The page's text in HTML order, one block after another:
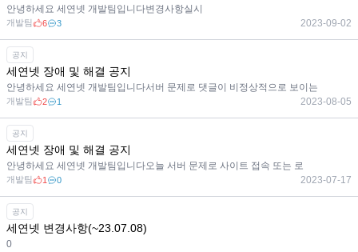
안녕하세요 세연넷 개발팀입니다변경사항실시
개발팀 6 3 2023-09-02
공지
세연넷 장애 및 해결 공지
안녕하세요 세연넷 개발팀입니다서버 문제로 댓글이 비정상적으로 보이는
개발팀 2 1 2023-08-05
공지
세연넷 장애 및 해결 공지
안녕하세요 세연넷 개발팀입니다오늘 서버 문제로 사이트 접속 또는 로
개발팀 1 0 2023-07-17
공지
세연넷 변경사항(~23.07.08)
0